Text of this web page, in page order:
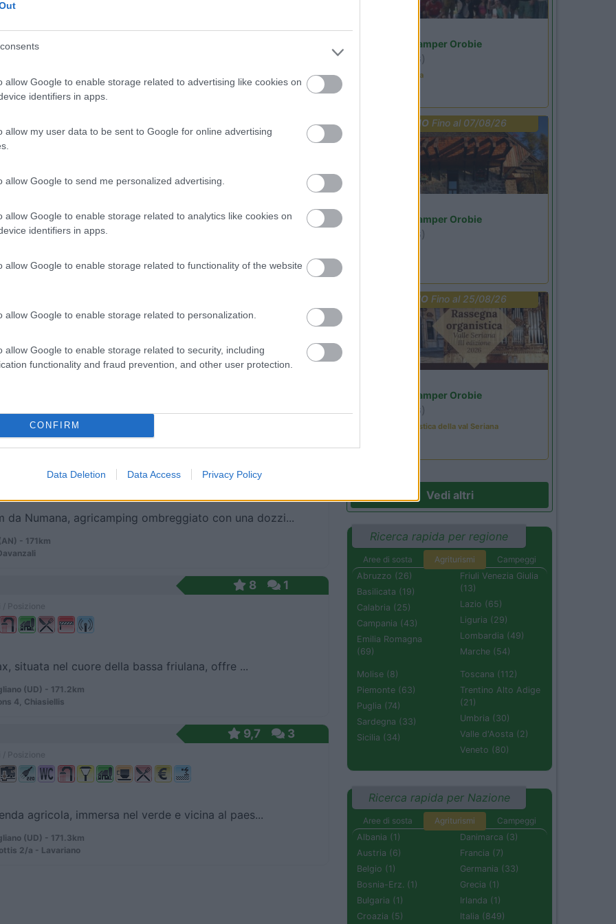
allow Google to enable storage related to advertising like cookies on
identifiers in apps.
allow my user data to be sent to Google for online advertising
allow Google to send me personalized advertising.
allow Google to enable storage related to analytics like cookies on
identifiers in apps.
allow Google to enable storage related to functionality of the website
allow Google to enable storage related to personalization.
allow Google to enable storage related to security, including
functionality and fraud prevention, and other user protection.
CONFIRM
Data Deletion Data Access Privacy Policy
Posizione
- 146.1km
7,2
IperCoop, punto sosta con carico acqua, eventual...
dal centro, azienda vitivinicola con camere, amp...
House
da Numana, agricamping ombreggiato con una dozzi...
- 171km
8 1
situata nel cuore della bassa friulana, offre ...
(UD) - 171.2km
4, Chiasiellis
9,7 3
agricola, immersa nel verde e vicina al paes...
(UD) - 171.3km
2/a - Lavariano
Area Sosta Camper Orobie
(BG)
Ardesio in scatola
PROMOFino al 07/08/26
Area Sosta Camper Orobie
(BG)
PROMO Fino al 25/08/26
Area Sosta Camper Orobie
(BG)
Rassegna organistica della val Seriana
Vedi altri
Ricerca rapida per regione
Aree di sosta Agriturismi
Campeggi
Abruzzo (26)
Basilicata (19)
Calabria (25)
Campania (43)
Emilia Romagna
(69)
Friuli Venezia Giulia
(13)
Lazio (65)
Liguria (29)
Lombardia (49)
Marche (54)
Molise (8)
Piemonte (63)
Puglia (74)
Sardegna (33)
Sicilia (34)
Toscana (112)
Trentino Alto Adige
(21)
Umbria (30)
Valle d'Aosta (2)
Veneto (80)
Ricerca rapida per Nazione
Aree di sosta Agriturismi
Campeggi
Albania (1)
Austria (6)
Belgio (1)
Bosnia-Erz. (1)
Bulgaria (1)
Croazia (5)
Danimarca (3)
Francia (7)
Germania (33)
Grecia (1)
Irlanda (1)
Italia (849)